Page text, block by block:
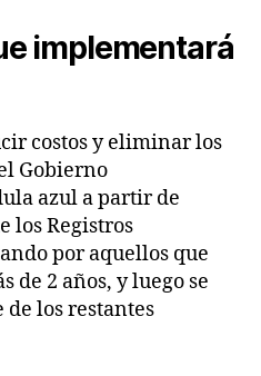
implementará
costos y eliminar los
Gobierno
azul a partir de
los Registros
por aquellos que
de 2 años, y luego se
los restantes